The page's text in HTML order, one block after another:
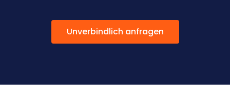
Unverbindlich anfragen